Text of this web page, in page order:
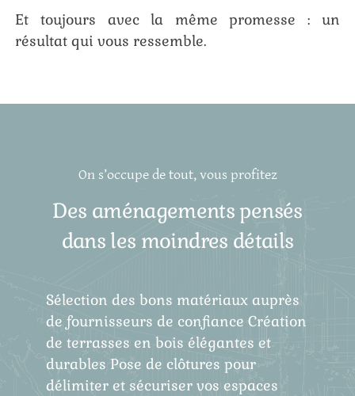
Et toujours avec la même promesse : un
résultat qui vous ressemble.
On s’occupe de tout, vous profitez
Des aménagements pensés
dans les moindres détails
Sélection des bons matériaux auprès
de fournisseurs de confiance Création
de terrasses en bois élégantes et
durables Pose de clôtures pour
délimiter et sécuriser vos espaces